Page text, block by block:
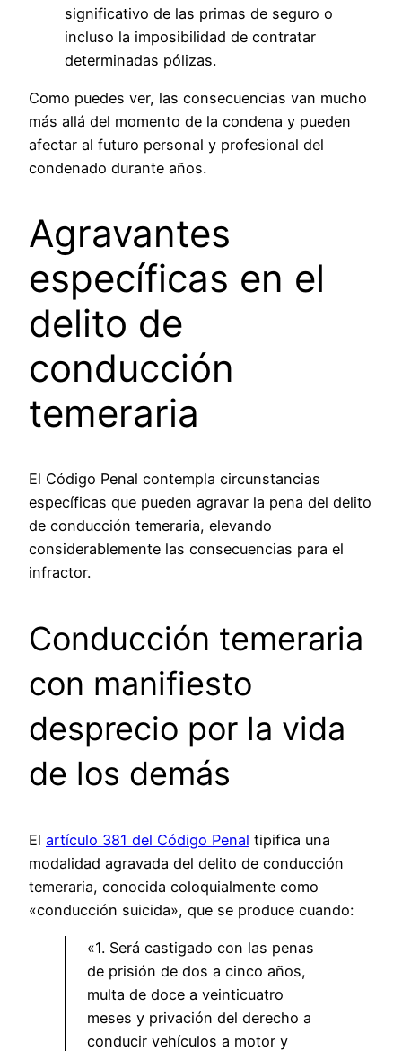
significativo de las primas de seguro o
incluso la imposibilidad de contratar
determinadas pólizas.
Como puedes ver, las consecuencias van mucho
más allá del momento de la condena y pueden
afectar al futuro personal y profesional del
condenado durante años.
Agravantes
específicas en el
delito de
conducción
temeraria
El Código Penal contempla circunstancias
específicas que pueden agravar la pena del delito
de conducción temeraria, elevando
considerablemente las consecuencias para el
infractor.
Conducción temeraria
con manifiesto
desprecio por la vida
de los demás
El artículo 381 del Código Penal tipifica una
modalidad agravada del delito de conducción
temeraria, conocida coloquialmente como
«conducción suicida», que se produce cuando:
«1. Será castigado con las penas
de prisión de dos a cinco años,
multa de doce a veinticuatro
meses y privación del derecho a
conducir vehículos a motor y